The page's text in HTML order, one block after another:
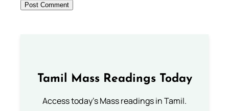
Tamil Mass Readings Today
Access today's Mass readings in Tamil.